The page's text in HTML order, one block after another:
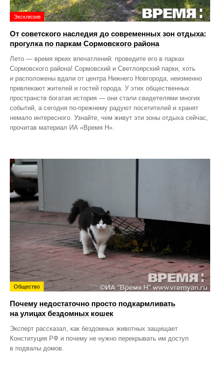
Эксклюзив
От советского наследия до современных зон отдыха:
прогулка по паркам Сормовского района
Лето — время ярких впечатлений: проведите его в парках
Сормовского района! Сормовский и Светлоярский парки, хоть
и расположены вдали от центра Нижнего Новгорода, неизменно
привлекают жителей и гостей города. У этих общественных
пространств богатая история — они стали свидетелями многих
событий, а сегодня по‑прежнему радуют посетителей и хранят
немало интересного. Узнайте, чем живут эти зоны отдыха сейчас,
прочитав материал ИА «Время Н».
Общество
Почему недостаточно просто подкармливать
на улицах бездомных кошек
Эксперт рассказал, как бездомных животных защищает
Конституция РФ и почему не нужно перекрывать им доступ
в подвалы домов.